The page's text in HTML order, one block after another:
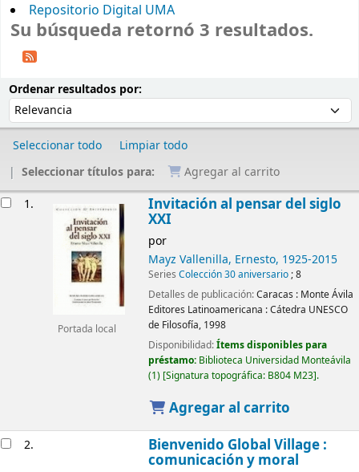
Repositorio Digital UMA
Su búsqueda retornó 3 resultados.
Ordenar resultados por:
Seleccionar todo
Limpiar todo
Seleccionar títulos para:
Agregar al carrito
1.
Portada local
Invitación al pensar del siglo
XXI
por
Mayz Vallenilla, Ernesto, 1925-2015
Series Colección 30 aniversario; 8
Detalles de publicación:Caracas : Monte Ávila
Editores Latinoamericana : Cátedra UNESCO
de Filosofía, 1998
Disponibilidad:Ítems disponibles para
préstamo: Biblioteca Universidad Monteávila
(1) Signatura topográfica: B804 M23 .
Agregar al carrito
2. Bienvenido Global Village :
comunicación y moral